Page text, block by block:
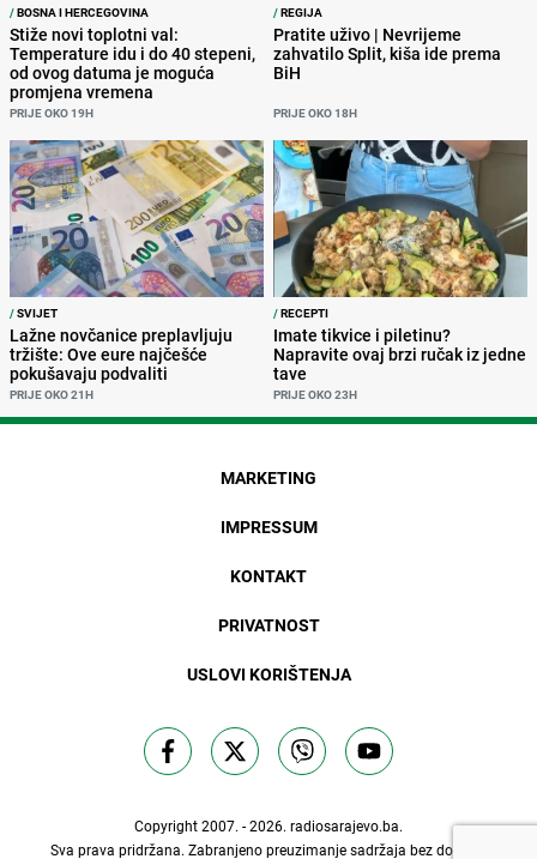
/BOSNA I HERCEGOVINA
Stiže novi toplotni val:
Temperature idu i do 40 stepeni,
od ovog datuma je moguća
promjena vremena
PRIJE OKO 19H
/REGIJA
Pratite uživo | Nevrijeme
zahvatilo Split, kiša ide prema
BiH
PRIJE OKO 18H
/SVIJET
Lažne novčanice preplavljuju
tržište: Ove eure najčešće
pokušavaju podvaliti
PRIJE OKO 21H
/RECEPTI
Imate tikvice i piletinu?
Napravite ovaj brzi ručak iz jedne
tave
PRIJE OKO 23H
MARKETING
IMPRESSUM
KONTAKT
PRIVATNOST
USLOVI KORIŠTENJA
Copyright 2007. - 2026. radiosarajevo.ba.
Sva prava pridržana. Zabranjeno preuzimanje sadržaja bez dozvole